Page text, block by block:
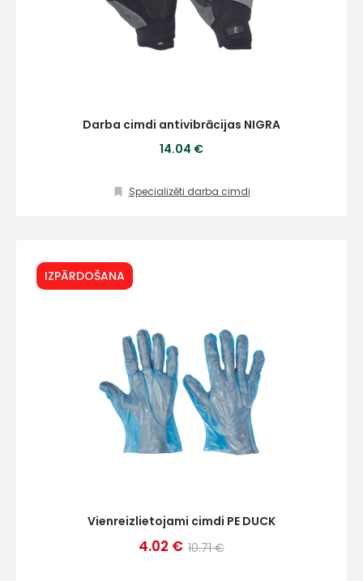
Darba cimdi antivibrācijas NIGRA
14.04 €
Specializēti darba cimdi
IZPĀRDOŠANA
Vienreizlietojami cimdi PE DUCK
4.02 € 10.71 €
Klientu
atbalsts
8:00 – 17:00
info@hards.lv